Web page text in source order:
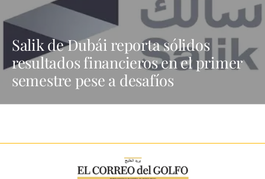
Salik de Dubái reporta sólidos
resultados financieros en el primer
semestre pese a desafíos